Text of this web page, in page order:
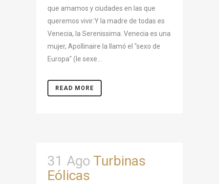
que amamos y ciudades en las que
queremos vivir:Y la madre de todas es
Venecia, la Serenissima. Venecia es una
mujer, Apollinaire la llamó el "sexo de
Europa" (le sexe...
READ MORE
31 Ago Turbinas
Eólicas